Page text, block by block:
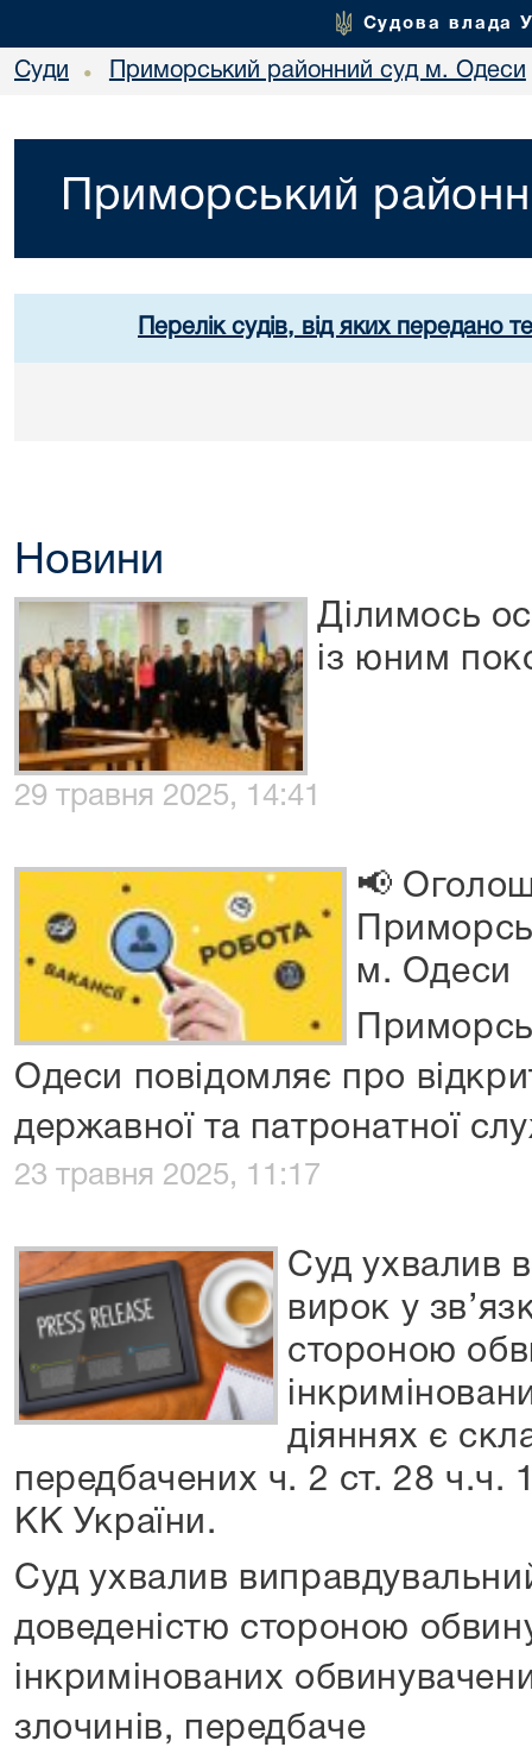
Судова влада
Суди • Приморський районний суд м. Одеси
Приморський
Перелік судів, від яких передано
Новини
Ділимось
із юним
29 травня 2025, 14:41
📢
м. Одеси
Одеси повідомляє про
державної та патронатної
23 травня 2025, 11:17
Суд ухвалив
вирок у
стороною
діяннях є
передбачених ч. 2 ст. 28 ч.ч.
КК України.
Суд ухвалив
доведеністю стороною
інкримінованих
злочинів, передбаче